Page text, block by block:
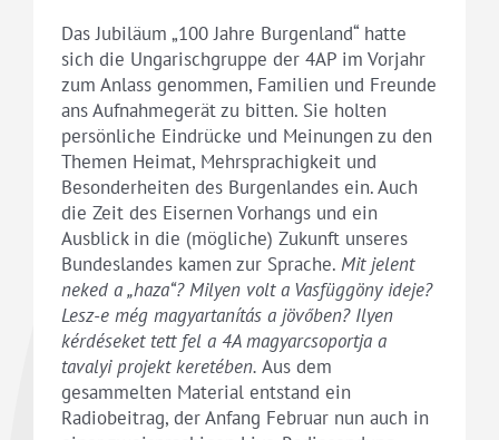
Das Jubiläum „100 Jahre Burgenland“ hatte
sich die Ungarischgruppe der 4AP im Vorjahr
zum Anlass genommen, Familien und Freunde
ans Aufnahmegerät zu bitten. Sie holten
persönliche Eindrücke und Meinungen zu den
Themen Heimat, Mehrsprachigkeit und
Besonderheiten des Burgenlandes ein. Auch
die Zeit des Eisernen Vorhangs und ein
Ausblick in die (mögliche) Zukunft unseres
Bundeslandes kamen zur Sprache.Mit jelent
neked a„haza“? Milyen volt a Vasfüggöny ideje?
Lesz-e még magyartanítás a jövőben? Ilyen
kérdéseket tett fel a 4A magyarcsoportja a
tavalyi projekt keretében. Aus dem
gesammelten Material entstand ein
Radiobeitrag, der Anfang Februar nun auch in